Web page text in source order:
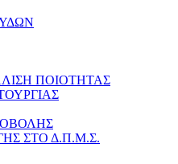
ΠΟΙΟΤΗΤΑΣ
ΣΤΟ Δ.Π.Μ.Σ.